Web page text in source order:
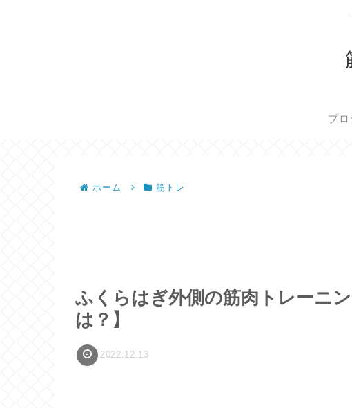
プ
ホーム 筋トレ
ふくらはぎ外側の筋肉トレーニ
は？】
2022.12.13